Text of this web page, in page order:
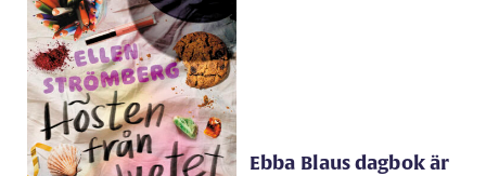
Ebba Blaus dagbok är